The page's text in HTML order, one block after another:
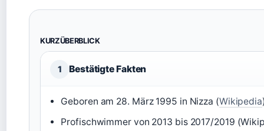
KURZÜBERBLICK
1 Bestätigte Fakten
Geboren am 28. März 1995 in Nizza (Wikipedia
Profischwimmer von 2013 bis 2017/2019